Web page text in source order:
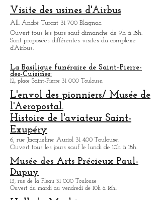
civile de
Toulouse. De nombreux avions sont exposés.
Ouvert tous les jours de 9h30 à 18h.
Visite des usines d'Airbus
All. André Turcat 31 700 Blagnac.
Sont proposées différentes visites du complexe
d'Airbus.
La Basilique funéraire de Saint-Pierre-
des-Cuisines:
12, place Saint-Pierre 31 000 Toulouse.
L'envol des pionniers/ Musée de
l'Aeropostal.
Histoire de l'aviateur Saint-
Exupéry
6, rue Jacqueline Auriol 31 400 Toulouse.
Ouvert tous les jours sauf le lundi de 10h à 18h.
Musée des Arts Précieux Paul-
Dupuy